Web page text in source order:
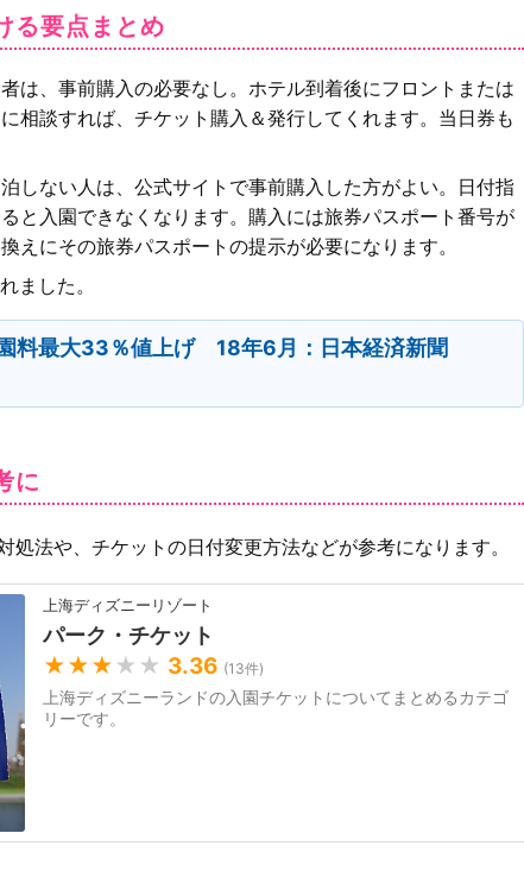
る要点まとめ
は、事前購入の必要なし。ホテル到着後にフロントまたは
相談すれば、チケット購入＆発行してくれます。当日券も
しない人は、公式サイトで事前購入した方がよい。日付指
と入園できなくなります。購入には旅券パスポート番号が
えにその旅券パスポートの提示が必要になります。
ました。
料最大33％値上げ 18年6月：日本経済新聞
に
処法や、チケットの日付変更方法などが参考になります。
上海ディズニーリゾート
パーク・チケット
★★★ ★★ 3.36 (13件)
上海ディズニーランドの入園チケットについてまとめるカテゴ
リーです。